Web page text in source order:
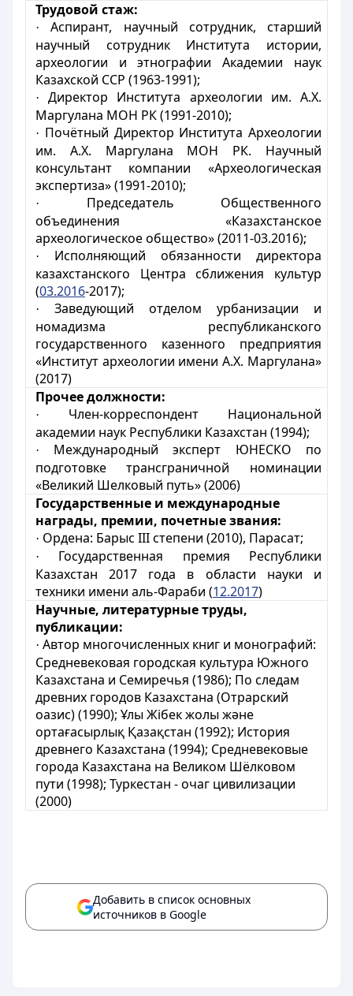
Трудовой стаж:
·
Аспирант, научный сотрудник, старший
научный сотрудник Института истории,
археологии и этнографии Академии наук
Казахской ССР (1963-1991);
·
Директор Института археологии им. А.Х.
Маргулана МОН РК (1991-2010);
· Почётный Директор Института Археологии
им. А.Х. Маргулана МОН РК. Научный
консультант компании «Археологическая
экспертиза»(1991-2010);
·
Председатель Общественного
объединения «Казахстанское
археологическое общество» (2011-03.2016);
·
Исполняющий обязанности директора
казахстанского Центра сближения культур
(03.2016-2017);
·
Заведующий отделом урбанизации и
номадизма республиканского
государственного казенного предприятия
«Институт археологии имени А.Х. Маргулана»
(2017)
Прочее должности:
·
Член-корреспондент Национальной
академии наук Республики Казахстан (1994);
·
Международный эксперт ЮНЕСКО по
подготовке трансграничной номинации
«Великий Шелковый путь» (2006)
Государственные и международные
награды, премии, почетные звания:
· Ордена: Барыс ІІІ степени (2010), Парасат;
·
Государственная премия Республики
Казахстан 2017 года в области науки и
техники имени аль-Фараби (12.2017)
Научные, литературные труды,
публикации:
· Автор многочисленных книг и монографий:
Средневековая городская культура Южного
Казахстана и Семиречья (1986); По следам
древних городов Казахстана (Отрарский
оазис) (1990); Ұлы Жібек жолы және
ортағасырлық Қазақстан (1992); История
древнего Казахстана (1994); Средневековые
города Казахстана на Великом Шёлковом
пути (1998); Туркестан - очаг цивилизации
(2000)
Добавить в список основных
источников в Google